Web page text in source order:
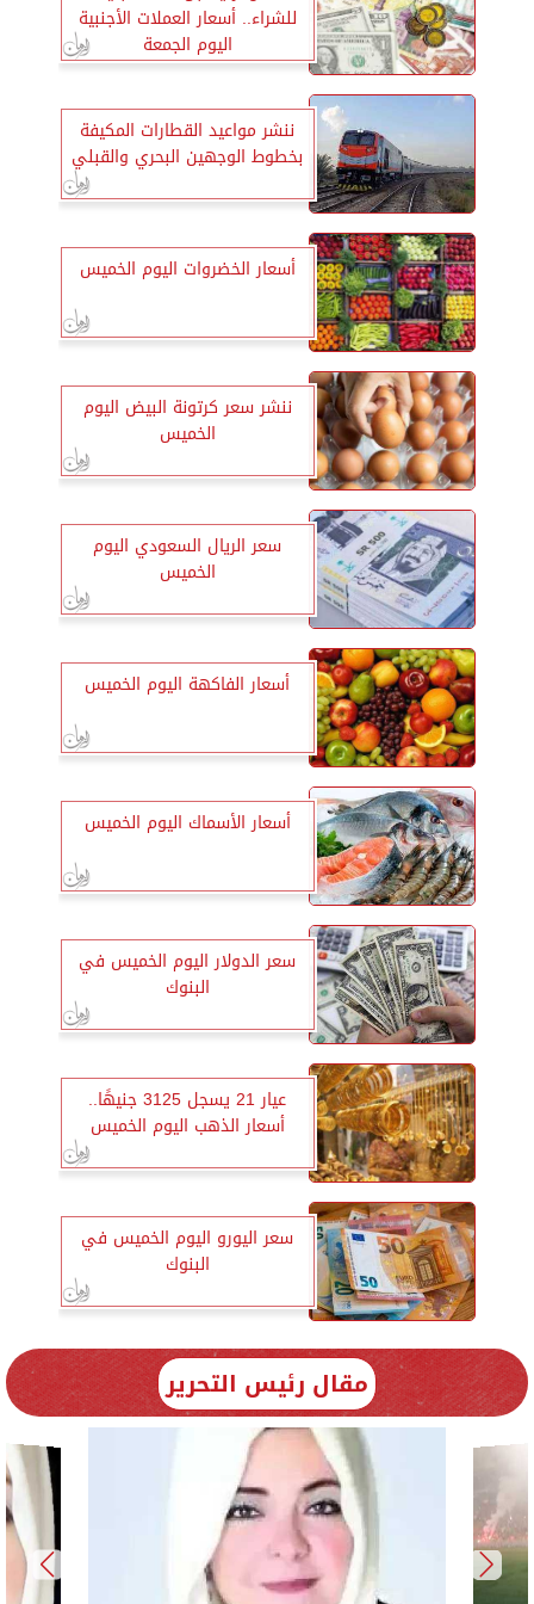
للشراء.. أسعار العملات الأجنبية
اليوم الجمعة
ننشر مواعيد القطارات المكيفة
بخطوط الوجهين البحري والقبلي
أسعار الخضروات اليوم الخميس
ننشر سعر كرتونة البيض اليوم
الخميس
سعر الريال السعودي اليوم
الخميس
أسعار الفاكهة اليوم الخميس
أسعار الأسماك اليوم الخميس
سعر الدولار اليوم الخميس في
البنوك
عيار 21 يسجل 3125 جنيهًا..
أسعار الذهب اليوم الخميس
سعر اليورو اليوم الخميس في
البنوك
مقال رئيس التحرير